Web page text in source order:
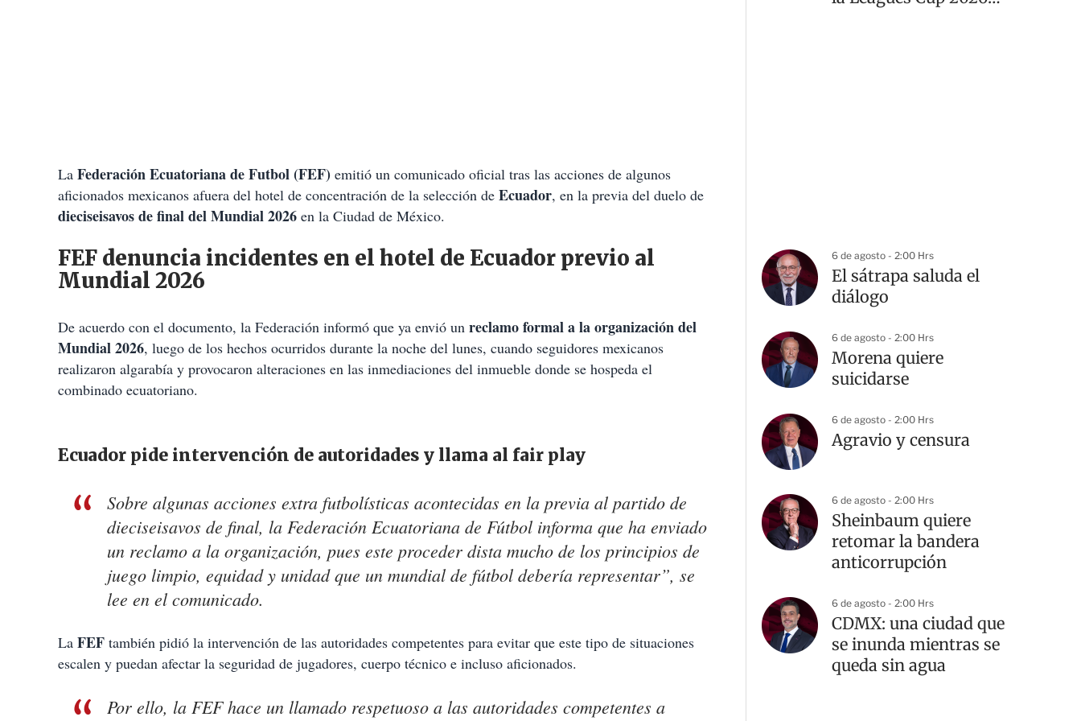
La Federación Ecuatoriana de Futbol (FEF) emitió un comunicado oficial tras las acciones de algunos
aficionados mexicanos afuera del hotel de concentración de la selección de Ecuador, en la previa del duelo de
dieciseisavos de final del Mundial 2026 en la Ciudad de México.
FEF denuncia incidentes en el hotel de Ecuador previo al
Mundial 2026
De acuerdo con el documento, la Federación informó que ya envió un reclamo formal a la organización del
Mundial 2026, luego de los hechos ocurridos durante la noche del lunes, cuando seguidores mexicanos
realizaron algarabía y provocaron alteraciones en las inmediaciones del inmueble donde se hospeda el
combinado ecuatoriano.
Ecuador pide intervención de autoridades y llama al fair play
Sobre algunas acciones extra futbolísticas acontecidas en la previa al partido de
dieciseisavos de final, la Federación Ecuatoriana de Fútbol informa que ha enviado
un reclamo a la organización, pues este proceder dista mucho de los principios de
juego limpio, equidad y unidad que un mundial de fútbol debería representar”, se
lee en el comunicado.
La FEF también pidió la intervención de las autoridades competentes para evitar que este tipo de situaciones
escalen y puedan afectar la seguridad de jugadores, cuerpo técnico e incluso aficionados.
Por ello, la FEF hace un llamado respetuoso a las autoridades competentes a
6 de agosto - 2:00 Hrs
El sátrapa saluda el
diálogo
6 de agosto - 2:00 Hrs
Morena quiere
suicidarse
6 de agosto - 2:00 Hrs
Agravio y censura
6 de agosto - 2:00 Hrs
Sheinbaum quiere
retomar la bandera
anticorrupción
6 de agosto - 2:00 Hrs
CDMX: una ciudad que
se inunda mientras se
queda sin agua